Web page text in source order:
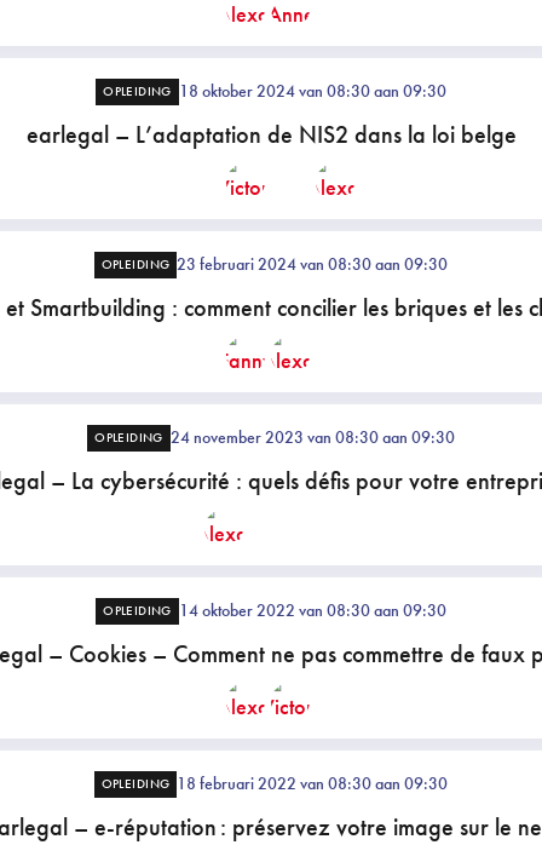
OPLEIDING 18 oktober 2024 van 08:30 aan 09:30
earlegal – L’adaptation de NIS2 dans la loi belge
OPLEIDING 23 februari 2024 van 08:30 aan 09:30
Smartbuilding : comment concilier les briques et les
OPLEIDING 24 november 2023 van 08:30 aan 09:30
– La cybersécurité : quels défis pour votre
OPLEIDING 14 oktober 2022 van 08:30 aan 09:30
– Cookies – Comment ne pas commettre de faux
OPLEIDING 18 februari 2022 van 08:30 aan 09:30
– e-réputation : préservez votre image sur le